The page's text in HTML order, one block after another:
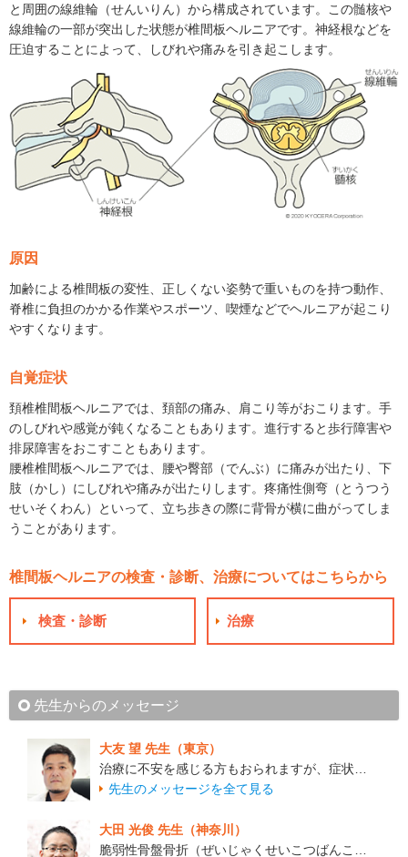
と周囲の線維輪（せんいりん）から構成されています。この髄核や
線維輪の一部が突出した状態が椎間板ヘルニアです。神経根などを
圧迫することによって、しびれや痛みを引き起こします。
原因
加齢による椎間板の変性、正しくない姿勢で重いものを持つ動作、
脊椎に負担のかかる作業やスポーツ、喫煙などでヘルニアが起こり
やすくなります。
自覚症状
頚椎椎間板ヘルニアでは、頚部の痛み、肩こり等がおこります。手
のしびれや感覚が鈍くなることもあります。進行すると歩行障害や
排尿障害をおこすこともあります。
腰椎椎間板ヘルニアでは、腰や臀部（でんぶ）に痛みが出たり、下
肢（かし）にしびれや痛みが出たりします。疼痛性側弯（とうつう
せいそくわん）といって、立ち歩きの際に背骨が横に曲がってしま
うことがあります。
椎間板ヘルニアの検査・診断、治療についてはこちらから
検査・診断 治療
先生からのメッセージ
大友 望 先生（東京）
治療に不安を感じる方もおられますが、症状…
先生のメッセージを全て見る
大田 光俊 先生（神奈川）
脆弱性骨盤骨折（ぜいじゃくせいこつばんこ…